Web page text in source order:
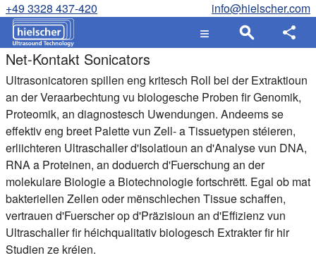
+49 3328 437-420 info@hielscher.com
Net-Kontakt Sonicators
Ultrasonicatoren spillen eng kritesch Roll bei der Extraktioun
an der Veraarbechtung vu biologesche Proben fir Genomik,
Proteomik, an diagnostesch Uwendungen. Andeems se
effektiv eng breet Palette vun Zell- a Tissuetypen stéieren,
erliichteren Ultraschaller d'Isolatioun an d'Analyse vun DNA,
RNA a Proteinen, an doduerch d'Fuerschung an der
molekulare Biologie a Biotechnologie fortschrëtt. Egal ob mat
bakteriellen Zellen oder mënschlechen Tissue schaffen,
vertrauen d'Fuerscher op d'Präzisioun an d'Effizienz vun
Ultraschaller fir héichqualitativ biologesch Extrakter fir hir
Studien ze kréien.